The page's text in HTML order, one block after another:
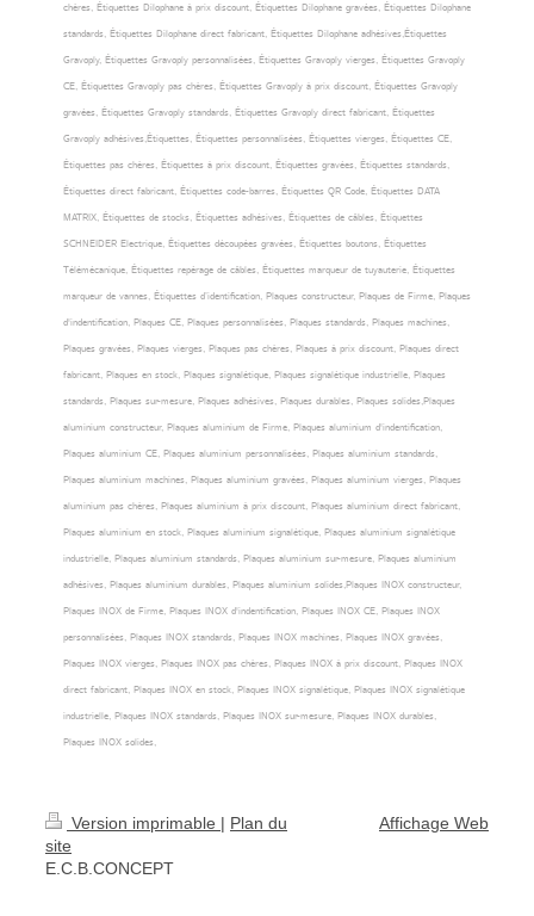
chères, Étiquettes Dilophane à prix discount, Étiquettes Dilophane gravées, Étiquettes Dilophane
standards, Étiquettes Dilophane direct fabricant, Étiquettes Dilophane adhésives,Étiquettes
Gravoply, Étiquettes Gravoply personnalisées, Étiquettes Gravoply vierges, Étiquettes Gravoply
CE, Étiquettes Gravoply pas chères, Étiquettes Gravoply à prix discount, Étiquettes Gravoply
gravées, Étiquettes Gravoply standards, Étiquettes Gravoply direct fabricant, Étiquettes
Gravoply adhésives,Étiquettes, Étiquettes personnalisées, Étiquettes vierges, Étiquettes CE,
Étiquettes pas chères, Étiquettes à prix discount, Étiquettes gravées, Étiquettes standards,
Étiquettes direct fabricant, Étiquettes code-barres, Étiquettes QR Code, Étiquettes DATA
MATRIX, Étiquettes de stocks, Étiquettes adhésives, Étiquettes de câbles, Étiquettes
SCHNEIDER Electrique, Étiquettes découpées gravées, Étiquettes boutons, Étiquettes
Télémécanique, Étiquettes repérage de câbles, Étiquettes marqueur de tuyauterie, Étiquettes
marqueur de vannes, Étiquettes d’identification, Plaques constructeur, Plaques de Firme, Plaques
d'indentification, Plaques CE, Plaques personnalisées, Plaques standards, Plaques machines,
Plaques gravées, Plaques vierges, Plaques pas chères, Plaques à prix discount, Plaques direct
fabricant, Plaques en stock, Plaques signalétique, Plaques signalétique industrielle, Plaques
standards, Plaques sur-mesure, Plaques adhésives, Plaques durables, Plaques solides,Plaques
aluminium constructeur, Plaques aluminium de Firme, Plaques aluminium d'indentification,
Plaques aluminium CE, Plaques aluminium personnalisées, Plaques aluminium standards,
Plaques aluminium machines, Plaques aluminium gravées, Plaques aluminium vierges, Plaques
aluminium pas chères, Plaques aluminium à prix discount, Plaques aluminium direct fabricant,
Plaques aluminium en stock, Plaques aluminium signalétique, Plaques aluminium signalétique
industrielle, Plaques aluminium standards, Plaques aluminium sur-mesure, Plaques aluminium
adhésives, Plaques aluminium durables, Plaques aluminium solides,Plaques INOX constructeur,
Plaques INOX de Firme, Plaques INOX d'indentification, Plaques INOX CE, Plaques INOX
personnalisées, Plaques INOX standards, Plaques INOX machines, Plaques INOX gravées,
Plaques INOX vierges, Plaques INOX pas chères, Plaques INOX à prix discount, Plaques INOX
direct fabricant, Plaques INOX en stock, Plaques INOX signalétique, Plaques INOX signalétique
industrielle, Plaques INOX standards, Plaques INOX sur-mesure, Plaques INOX durables,
Plaques INOX solides,
Version imprimable | Plan du
site
E.C.B.CONCEPT
Affichage Web